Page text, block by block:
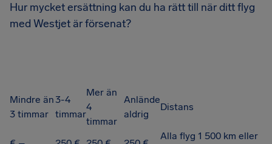
Hur mycket ersättning kan du ha rätt till när ditt flyg
med Westjet är försenat?
Mindre än
3 timmar
3-4
timmar
Mer än
4
timmar
Anlände
aldrig
Distans
Alla flyg 1 500 km eller